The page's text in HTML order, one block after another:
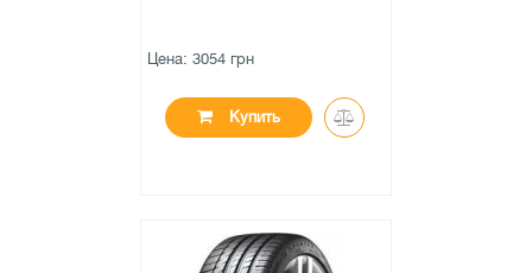
Цена: 3054 грн
Купить
в наличии